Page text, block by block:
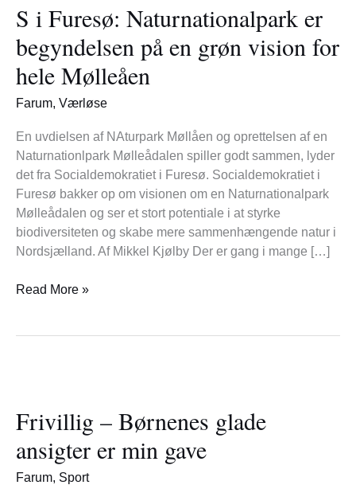
S i Furesø: Naturnationalpark er
begyndelsen på en grøn vision for
hele Mølleåen
Farum, Værløse
En uvdielsen af NAturpark Møllåen og oprettelsen af en
Naturnationlpark Mølleådalen spiller godt sammen, lyder
det fra Socialdemokratiet i Furesø. Socialdemokratiet i
Furesø bakker op om visionen om en Naturnationalpark
Mølleådalen og ser et stort potentiale i at styrke
biodiversiteten og skabe mere sammenhængende natur i
Nordsjælland. Af Mikkel Kjølby Der er gang i mange […]
Furesø:
Naturnationalpark
er
begyndelsen
på
en
vision
for
hele
Mølleåen
Read More »
Frivillig – Børnenes glade
ansigter er min gave
Farum, Sport
Børnenes
glade
ansigter
er